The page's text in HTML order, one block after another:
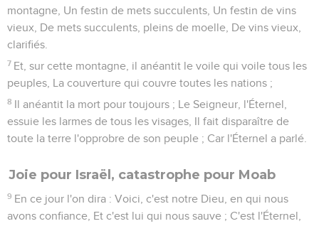
montagne, Un festin de mets succulents, Un festin de vins
vieux, De mets succulents, pleins de moelle, De vins vieux,
clarifiés.
7 Et, sur cette montagne, il anéantit le voile qui voile tous les
peuples, La couverture qui couvre toutes les nations ;
8 Il anéantit la mort pour toujours ; Le Seigneur, l'Éternel,
essuie les larmes de tous les visages, Il fait disparaître de
toute la terre l'opprobre de son peuple ; Car l'Éternel a parlé.
Joie pour Israël, catastrophe pour Moab
9 En ce jour l'on dira : Voici, c'est notre Dieu, en qui nous
avons confiance, Et c'est lui qui nous sauve ; C'est l'Éternel,